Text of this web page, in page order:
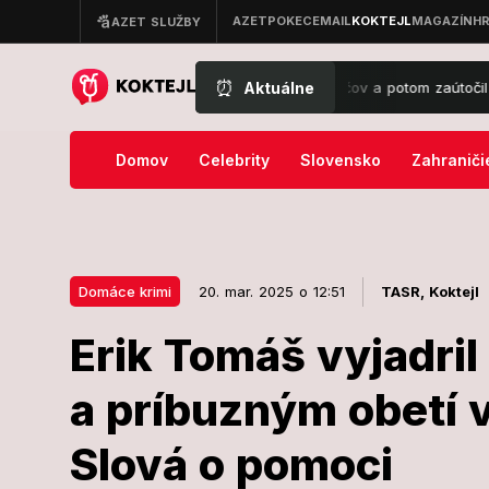
⏰ Aktuálne
Chlapec (14) postrieľal starých rodičov a potom zaútočil v škole,
Domov Celebrity Slovensko
Domáce krimi 20. mar. 2025 o 12:51 TASR, Koktejl
Erik Tomáš
a príbuzným obetí
Slová o pomoci
Domáce krimi
Erik Tomáš